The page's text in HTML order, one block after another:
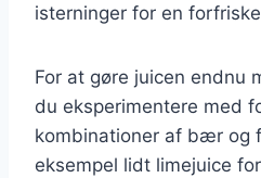
isterninger for en
For at gøre juicen endnu
du eksperimentere med
kombinationer af bær og
eksempel lidt limejuice